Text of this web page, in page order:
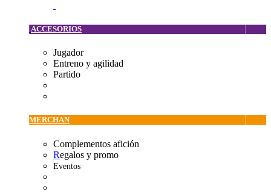
ACCESORIOS
Jugador
Entreno y agilidad
Partido
MERCHAN
Complementos afición
Regalos y promo
Eventos